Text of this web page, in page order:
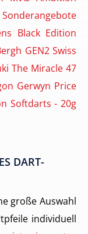
Sonderangebote
Black Edition
GEN2 Swiss
The Miracle 47
Gerwyn Price
Softdarts - 20g
DART-
große Auswahl
individuell